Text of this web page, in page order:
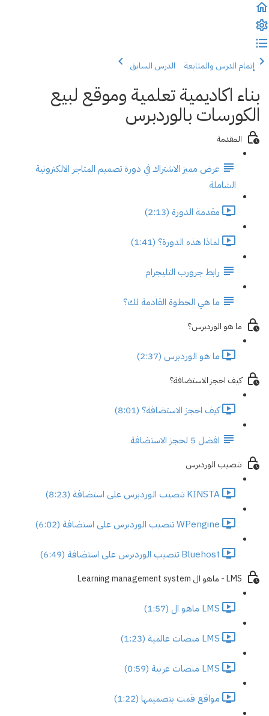
إتمام الدرس والمتابعة الدرس السابق
بناء اكاديمية تعلمية وموقع لبيع
الكورسات بالوردبرس
المقدمة
عرض مميز الاشتراك في دورة تصميم المتاجر الالكترونية
الشاملة
مقدمة الدورة (2:13)
لماذا هذه الدورة؟ (1:41)
رابط جرورب التليجرام
ما هي الخطوة القادمة لك؟
ما هو الوردبرس؟
ما هو الوردبرس (2:37)
كيف احجز الاستضافة؟
كيف احجز الاستضافة؟ (8:01)
افضل 5 لحجز الاستضافة
تنصيب الوردبرس
KINSTA تنصيب الوردبرس على استضافة (8:23)
WPengine تنصيب الوردبرس على استضافة (6:02)
Bluehost تنصيب الوردبرس على استضافة (6:49)
LMS - ماهو ال Learning management system
LMS ماهو ال (1:57)
LMS منصات عالمية (1:23)
LMS منصات عربية (0:59)
مواقع قمت بتصميمها (1:22)